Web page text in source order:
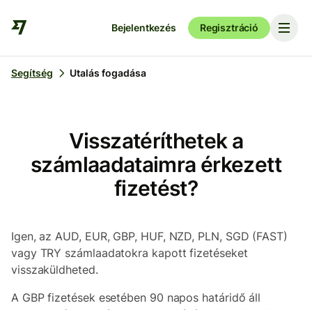
Bejelentkezés Regisztráció
Segítség Utalás fogadása
Visszatéríthetek a
számlaadataimra érkezett
fizetést?
Igen, az AUD, EUR, GBP, HUF, NZD, PLN, SGD (FAST)
vagy TRY számlaadatokra kapott fizetéseket
visszaküldheted.
A GBP fizetések esetében 90 napos határidő áll